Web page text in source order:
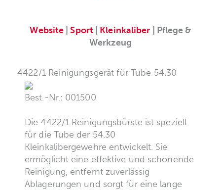
Website |Sport| Kleinkaliber | Pflege &
Werkzeug
4422/1 Reinigungsgerät für Tube 54.30
Best.-Nr.: 001500
Die 4422/1 Reinigungsbürste ist speziell
für die Tube der 54.30
Kleinkalibergewehre entwickelt. Sie
ermöglicht eine effektive und schonende
Reinigung, entfernt zuverlässig
Ablagerungen und sorgt für eine lange